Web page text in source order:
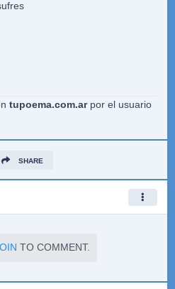
tupoema.com.arpor el usuario
SHARE
TO COMMENT.